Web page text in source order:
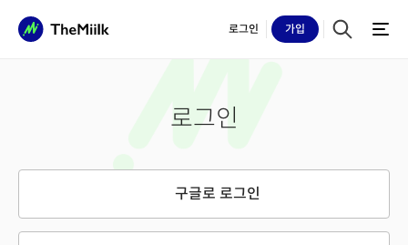
로그인 가입
로그인
구글로 로그인